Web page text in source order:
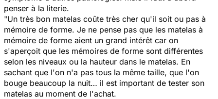
penser à la literie.
"Un très bon matelas coûte très cher qu'il soit ou pas à
mémoire de forme. Je ne pense pas que les matelas à
mémoire de forme aient un grand intérêt car on
s'aperçoit que les mémoires de forme sont différentes
selon les niveaux ou la hauteur dans le matelas. En
sachant que l'on n'a pas tous la même taille, que l'on
bouge beaucoup la nuit… il est important de tester son
matelas au moment de l'achat.